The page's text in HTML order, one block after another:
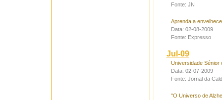
Fonte: JN
Aprenda a
Data: 02-08-2009
Fonte: Expresso
Jul-09
Universidade Sénior
Data: 02-07-2009
Fonte: Jornal da
"O Universo de